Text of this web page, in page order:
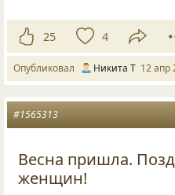
25 4
Опубликовал Никита Т 12 апр
#1565313
Весна пришла.
женщин!